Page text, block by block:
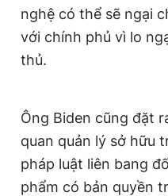
nghệ có thể sẽ ngại
với chính phủ vì lo
thủ.
Ông Biden cũng đặt
quan quản lý sở hữu
pháp luật liên bang
phẩm có bản quyền